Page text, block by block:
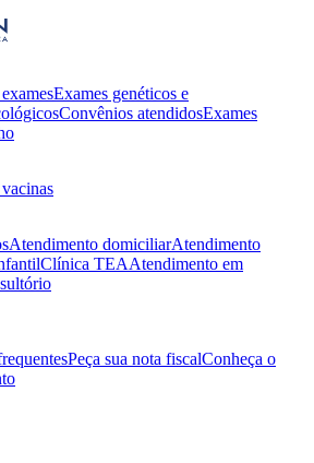
Exames genéticos e
Convênios atendidosExames
Atendimento domiciliarAtendimento
Clínica TEAAtendimento em
Peça sua nota fiscalConheça o